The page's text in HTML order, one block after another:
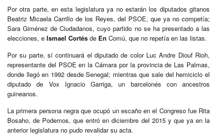
Por otra parte, en esta legislatura ya no estarán los diputados gitanos
Beatriz Micaela Carrillo de los Reyes, del PSOE, que ya no competía;
Sara Giménez de Ciudadanos, cuyo partido no se ha presentado a las
elecciones, e Ismael Cortés de En Comú, que no repetía en las listas.
Por su parte, sí continuará el diputado de color Luc Andre Diouf Rioh,
representante del PSOE en la Cámara por la provincia de Las Palmas,
donde llegó en 1992 desde Senegal; mientras que sale del hemiciclo el
diputado de Vox Ignacio Garriga, un barcelonés con ancestros
guineanos.
La primera persona negra que ocupó un escaño en el Congreso fue Rita
Bosaho, de Podemos, que entró en diciembre del 2015 y que ya en la
anterior legislatura no pudo revalidar su acta.